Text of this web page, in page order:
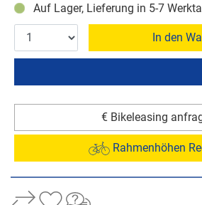
Auf Lager, Lieferung in 5-7
In den
€ Bikeleasing
Rahmenhöhen